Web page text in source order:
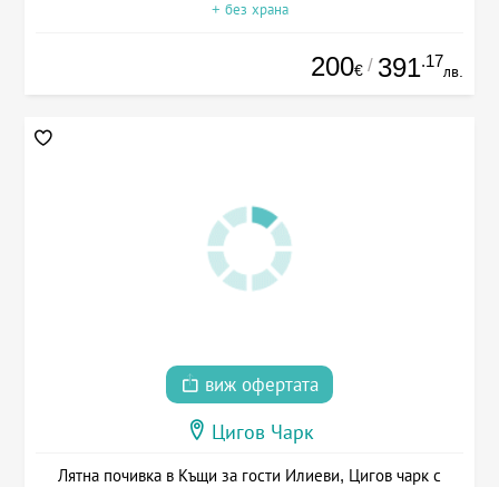
+ без храна
200€ / 391.17
лв.
виж офертата
Цигов Чарк
Лятна почивка в Къщи за гости Илиеви, Цигов чарк с